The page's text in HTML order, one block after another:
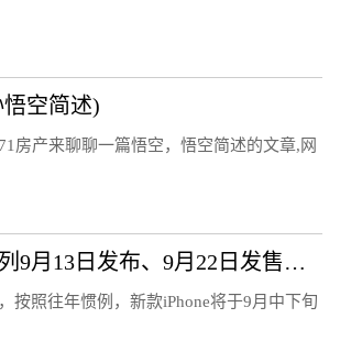
空简述)
房产来聊聊一篇悟空，悟空简述的文章,网
传iPhone 15系列9月13日发布、9月22日发售：7大升级、或售5999元起
按照往年惯例，新款iPhone将于9月中下旬